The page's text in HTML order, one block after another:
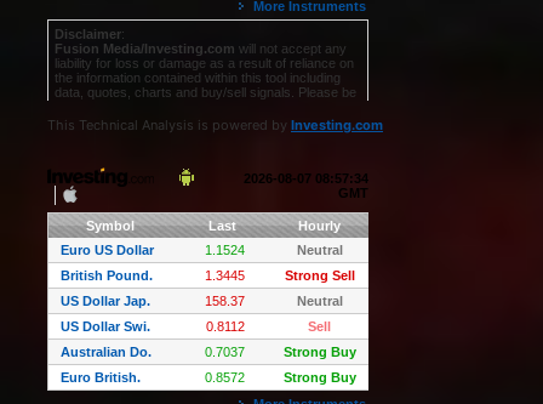
This Technical Analysis is powered by Investing.com